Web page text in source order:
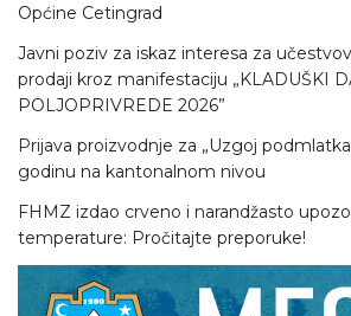
Općine Cetingrad
Javni poziv za iskaz interesa za
prodaji kroz manifestaciju „KLADUŠKI
POLJOPRIVREDE 2026”
Prijava proizvodnje za „Uzgoj
godinu na kantonalnom nivou
FHMZ izdao crveno i narandžasto
temperature: Pročitajte preporuke!